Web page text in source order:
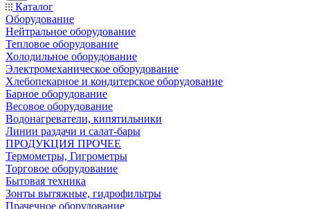
Каталог
Оборудование
Нейтральное оборудование
Тепловое оборудование
Холодильное оборудование
Электромеханическое оборудование
Хлебопекарное и кондитерское оборудование
Барное оборудование
Весовое оборудование
Водонагреватели, кипятильники
Линии раздачи и салат-бары
ПРОДУКЦИЯ ПРОЧЕЕ
Термометры, Гигрометры
Торговое оборудование
Бытовая техника
Зонты вытяжные, гидрофильтры
Прачечное оборудование